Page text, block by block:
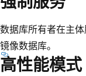
数据库所有者在主
镜像数据库。
高性能模式